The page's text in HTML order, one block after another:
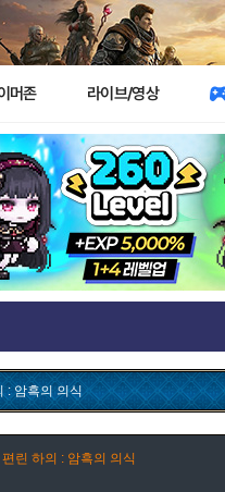
머존 라이브/영상
: 암흑의 의식
린 하의 : 암흑의 의식